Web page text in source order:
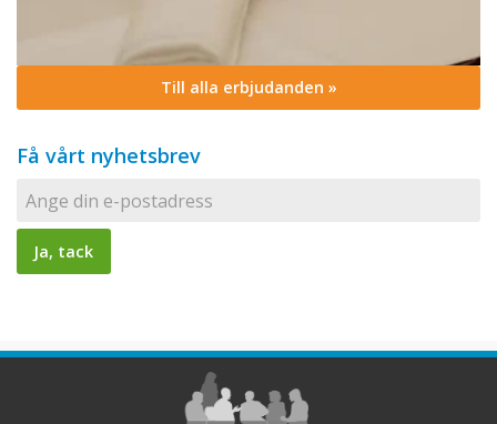
Till alla erbjudanden »
Få vårt nyhetsbrev